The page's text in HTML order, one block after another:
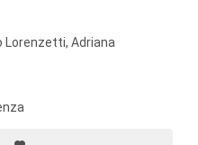
Lorenzetti, Adriana